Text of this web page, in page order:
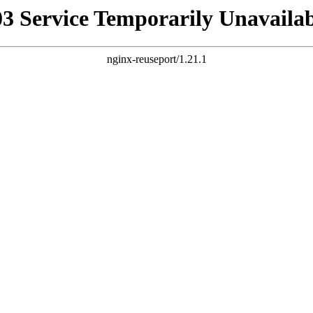
Service Temporarily
nginx-reuseport/1.21.1